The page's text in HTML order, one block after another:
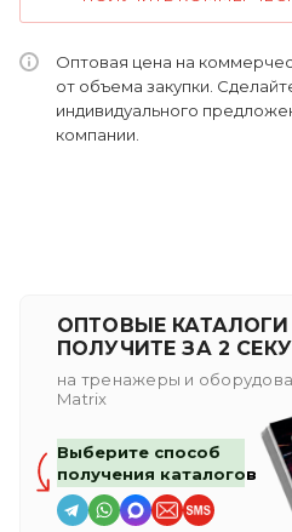
Оптовая цена на
от объема закупки.
индивидуального
компании.
ОПТОВЫЕ КАТАЛОГИ
ПОЛУЧИТЕ ЗА 2
на тренажеры и
Matrix
Выберите способ
получения каталогов